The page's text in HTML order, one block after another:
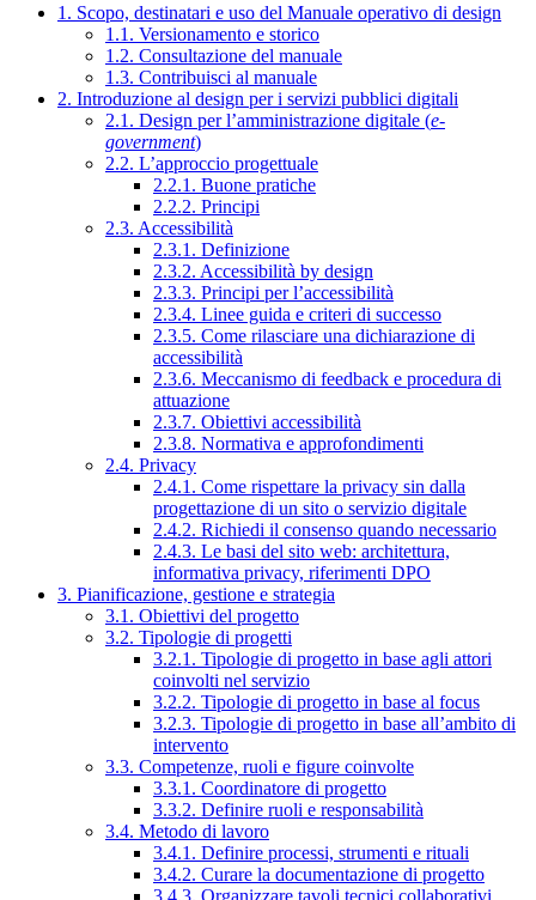
1. Scopo, destinatari e uso del Manuale operativo di design
1.1. Versionamento e storico
1.2. Consultazione del manuale
1.3. Contribuisci al manuale
2. Introduzione al design per i servizi pubblici digitali
2.1. Design per l’amministrazione digitale (e-
government)
2.2. L’approccio progettuale
2.2.1. Buone pratiche
2.2.2. Principi
2.3. Accessibilità
2.3.1. Definizione
2.3.2. Accessibilità by design
2.3.3. Principi per l’accessibilità
2.3.4. Linee guida e criteri di successo
2.3.5. Come rilasciare una dichiarazione di
accessibilità
2.3.6. Meccanismo di feedback e procedura di
attuazione
2.3.7. Obiettivi accessibilità
2.3.8. Normativa e approfondimenti
2.4. Privacy
2.4.1. Come rispettare la privacy sin dalla
progettazione di un sito o servizio digitale
2.4.2. Richiedi il consenso quando necessario
2.4.3. Le basi del sito web: architettura,
informativa privacy, riferimenti DPO
3. Pianificazione, gestione e strategia
3.1. Obiettivi del progetto
3.2. Tipologie di progetti
3.2.1. Tipologie di progetto in base agli attori
coinvolti nel servizio
3.2.2. Tipologie di progetto in base al focus
3.2.3. Tipologie di progetto in base all’ambito di
intervento
3.3. Competenze, ruoli e figure coinvolte
3.3.1. Coordinatore di progetto
3.3.2. Definire ruoli e responsabilità
3.4. Metodo di lavoro
3.4.1. Definire processi, strumenti e rituali
3.4.2. Curare la documentazione di progetto
3.4.3. Organizzare tavoli tecnici collaborativi